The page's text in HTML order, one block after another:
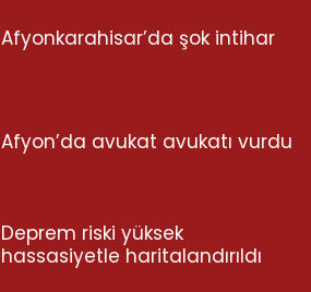
Afyonkarahisar’da şok intihar
Afyon’da avukat avukatı vurdu
Deprem riski yüksek
hassasiyetle haritalandırıldı